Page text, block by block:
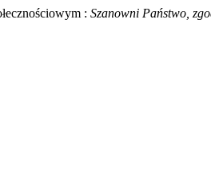
: Szanowni Państwo,